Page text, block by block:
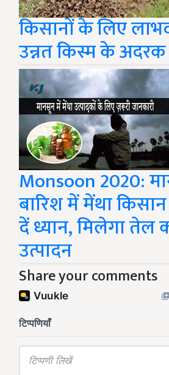
किसानों के लिए
उन्नत किस्म के
Monsoon 2020:
बारिश में मेंथा
दें ध्यान, मिलेगा तेल
उत्पादन
Share your comments